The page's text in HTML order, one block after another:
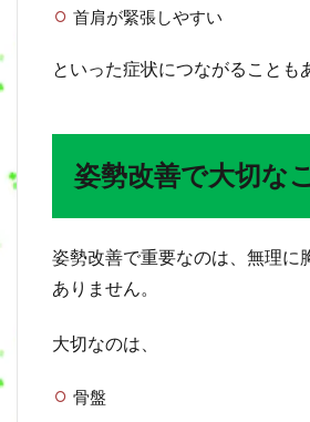
首肩が緊張しやすい
といった症状につながることも
姿勢改善で大切な
姿勢改善で重要なのは、無理に
ありません。
大切なのは、
骨盤